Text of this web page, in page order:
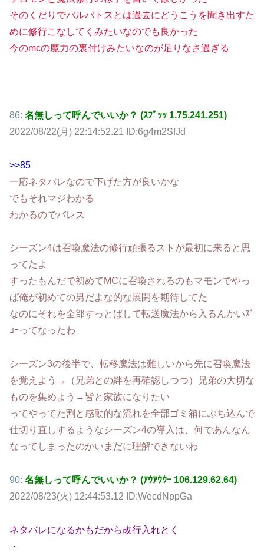
そのくだりでバルバトスとは過去にどうこうを聞き出すた
めに修行こなしてくみたいなのでも良かった
今のmcの魔力の裏付けみたいなのが足りなさ過ぎる
86: 名無しって呼んでいいか？ (ｽﾌﾟｯｯ 1.75.241.251)
2022/08/22(月) 22:14:52.21 ID:6g4m2SfJd
>>85
一応ネタバレなので下げた方が良いかな
でもそれマジわかる
わかるのでバレス
シーズン4は召喚魔法の修行頑張るストが最初に来ると思
ってたよ
すったもんだで初めてMCに召喚されるのもマモンでやっ
ぱ俺が初めての男だよな的な展開を期待してた
なのにそれを全部すっとばして転送魔法から入るんかいｽﾞ
ｺｰってなったわ
シーズン3の後半で、転移魔法は難しいから先に召喚魔法
を覚えよう→（兄弟との絆を再確認しつつ）兄弟の大切な
ものを集めよう→皆と家族になりたい
ってやってた割と感動的な流れを全部ゴミ箱にぶち込んで
仕切り直しするようなシーズン4の導入は、何であんなん
なってしまったのかいまだに理解できないわ
90: 名無しって呼んでいいか？ (ｱｳｱｳｳｰ 106.129.62.64)
2022/08/23(火) 12:44:53.12 ID:WecdNppGa
ネタバレになるかもだから改行入れとく
・